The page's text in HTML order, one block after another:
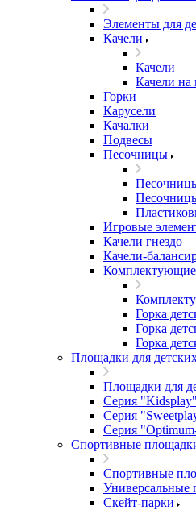
Элементы для
Качели
Качели
Качели на
Горки
Карусели
Качалки
Подвесы
Песочницы
Игровые
Качели гнездо
Качели-
Комплектующие
Горка
Горка
Горка
Площадки для
Площадки для
Серия "Kidsplay"
Серия
Серия
Спортивные
Спортивные
Универсальные
Скейт-парки